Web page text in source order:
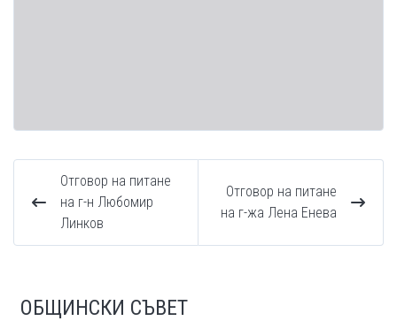
Отговор на питане
на г-н Любомир
Линков
Отговор на питане
на г-жа Лена Енева
ОБЩИНСКИ СЪВЕТ